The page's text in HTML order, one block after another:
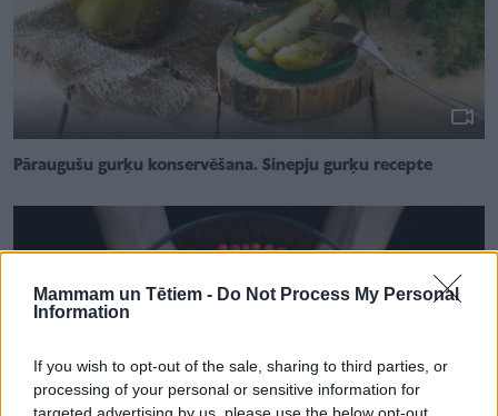
Mammam un Tētiem - Do Not Process My Personal
Information
If you wish to opt-out of the sale, sharing to third parties, or
processing of your personal or sensitive information for
targeted advertising by us, please use the below opt-out
Pāraugušu gurķu konservēšana. Sinepju gurķu recepte